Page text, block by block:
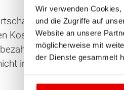
Wir verwenden
und die Zugriffe auf
Website an unsere
möglicherweise mit
der Dienste gesammelt
Stabilität des
Kosten für ihr
als geleistet
immer von außen